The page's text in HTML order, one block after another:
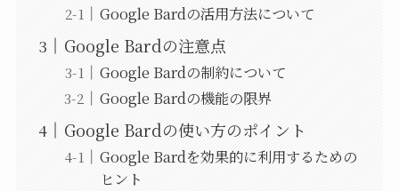
Google Bardの活用方法について
Google Bardの注意点
Google Bardの制約について
Google Bardの機能の限界
Google Bardの使い方のポイント
Google Bardを効果的に利用するための
ヒント